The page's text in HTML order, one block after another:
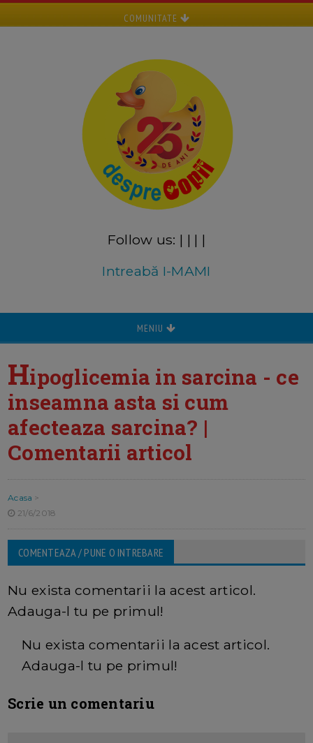
COMUNITATE
Follow us: | | | |
Intreabă I-MAMI
MENIU
Hipoglicemia in sarcina - ce
inseamna asta si cum
afecteaza sarcina? |
Comentarii articol
Acasa >
21/6/2018
COMENTEAZA / PUNE O INTREBARE
Nu exista comentarii la acest articol.
Adauga-l tu pe primul!
Nu exista comentarii la acest articol.
Adauga-l tu pe primul!
Scrie un comentariu